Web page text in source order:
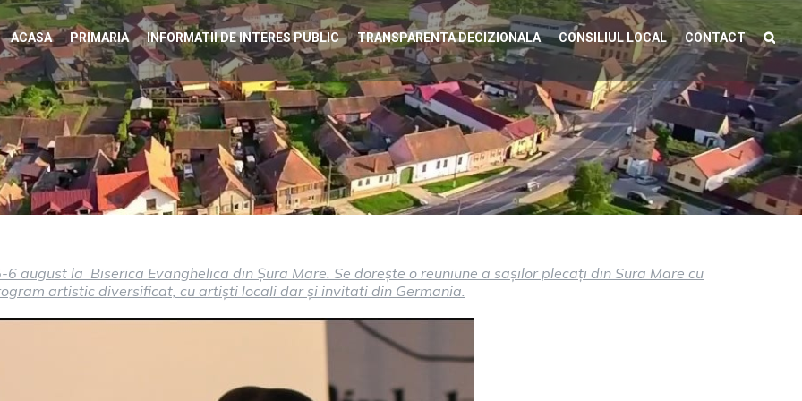
ACASA PRIMARIA INFORMATII DE INTERES PUBLIC TRANSPARENTA DECIZIONALA CONSILIUL LOCAL CONTACT
august la Biserica Evanghelica din Șura Mare. Se dorește o reuniune a sașilor plecați din Sura Mare cu
artistic diversificat, cu artiști locali dar și invitati din Germania.